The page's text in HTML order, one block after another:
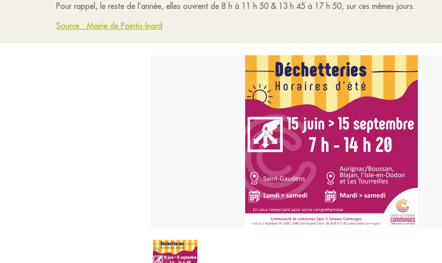
Pour rappel, le reste de l’année, elles ouvrent de 8 h à 11 h 50 & 13 h 45 à 17 h 50, sur ces mêmes jours.
Source : Mairie de Pointis-Inard